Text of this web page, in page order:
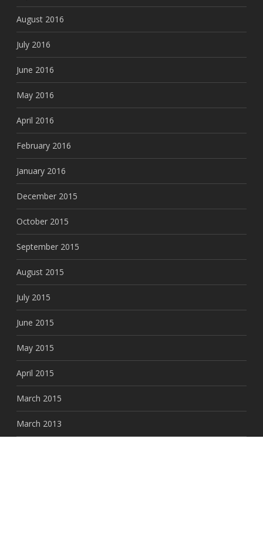
August 2016
July 2016
June 2016
May 2016
April 2016
February 2016
January 2016
December 2015
October 2015
September 2015
August 2015
July 2015
June 2015
May 2015
April 2015
March 2015
March 2013